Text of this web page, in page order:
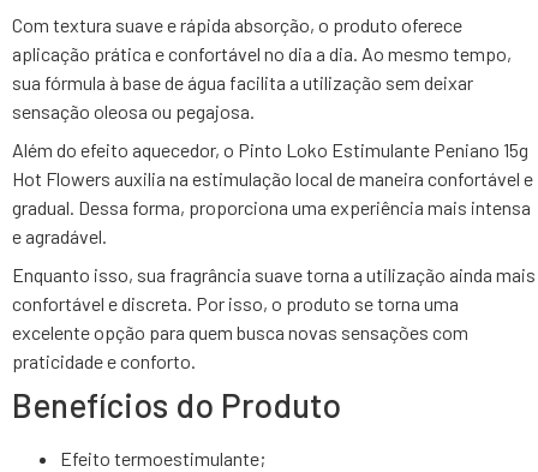
Com textura suave e rápida absorção, o produto oferece
aplicação prática e confortável no dia a dia. Ao mesmo tempo,
sua fórmula à base de água facilita a utilização sem deixar
sensação oleosa ou pegajosa.
Além do efeito aquecedor, o Pinto Loko Estimulante Peniano 15g
Hot Flowers auxilia na estimulação local de maneira confortável e
gradual. Dessa forma, proporciona uma experiência mais intensa
e agradável.
Enquanto isso, sua fragrância suave torna a utilização ainda mais
confortável e discreta. Por isso, o produto se torna uma
excelente opção para quem busca novas sensações com
praticidade e conforto.
Benefícios do Produto
Efeito termoestimulante;